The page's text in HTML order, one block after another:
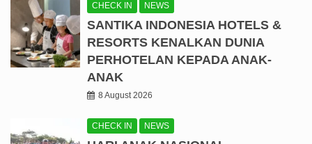
CHECK IN NEWS
SANTIKA INDONESIA HOTELS &
RESORTS KENALKAN DUNIA
PERHOTELAN KEPADA ANAK-
ANAK
8 August 2026
CHECK IN NEWS